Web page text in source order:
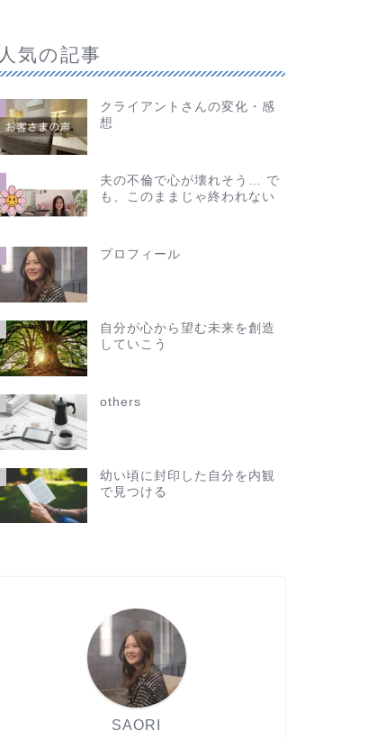
人気の記事
クライアントさんの変化・感
想
夫の不倫で心が壊れそう… で
も、このままじゃ終われない
プロフィール
自分が心から望む未来を創造
していこう
others
幼い頃に封印した自分を内観
で見つける
SAORI